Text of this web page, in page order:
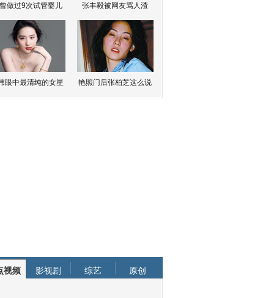
做过9次试管婴儿 张丰毅被网友骂人渣
眼中最清纯的女星 艳照门后张柏芝这么说
视频 影视剧 综艺 原创